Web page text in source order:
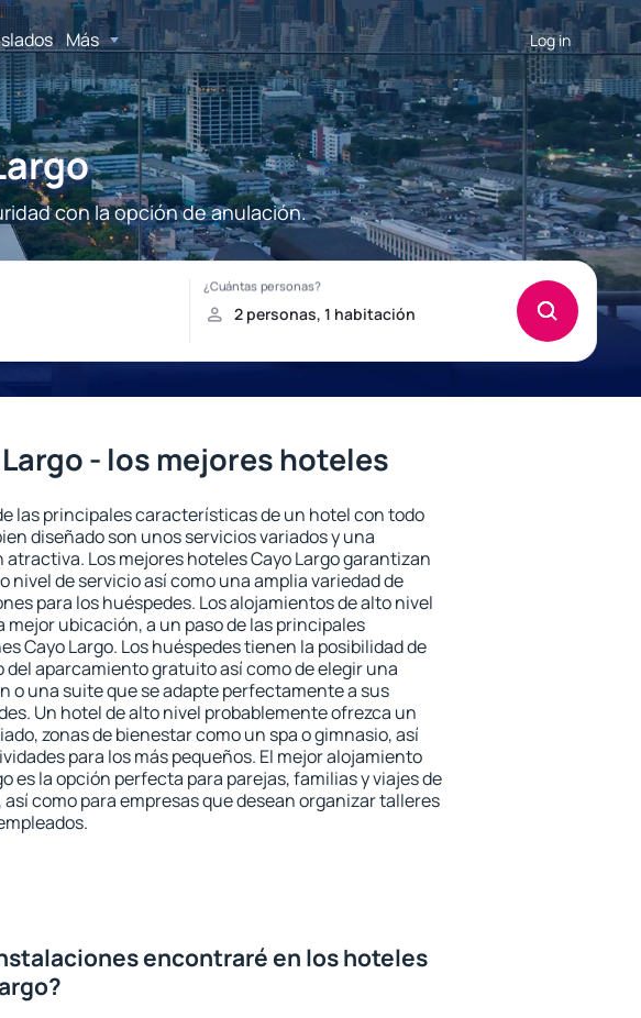
Más Log in
con la opción de anulación.
- los mejores hoteles
las principales características de un hotel con todo
diseñado son unos servicios variados y una
atractiva. Los mejores hoteles Cayo Largo garantizan
nivel de servicio así como una amplia variedad de
para los huéspedes. Los alojamientos de alto nivel
mejor ubicación, a un paso de las principales
Cayo Largo. Los huéspedes tienen la posibilidad de
del aparcamiento gratuito así como de elegir una
o una suite que se adapte perfectamente a sus
Un hotel de alto nivel probablemente ofrezca un
zonas de bienestar como un spa o gimnasio, así
para los más pequeños. El mejor alojamiento
es la opción perfecta para parejas, familias y viajes de
así como para empresas que desean organizar talleres
encontraré en los hoteles